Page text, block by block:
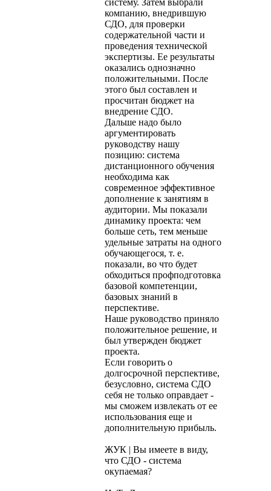
компанию, внедрившую
СДО, для проверки
содержательной части и
проведения технической
экспертизы. Ее результаты
оказались однозначно
положительными. После
этого был составлен и
просчитан бюджет на
внедрение СДО.
Дальше надо было
аргументировать
руководству нашу
позицию: система
дистанционного обучения
необходима как
современное эффективное
дополнение к занятиям в
аудитории. Мы показали
динамику проекта: чем
больше сеть, тем меньше
удельные затраты на одного
обучающегося, т. е.
показали, во что будет
обходиться профподготовка
базовой компетенции,
базовых знаний в
перспективе.
Наше руководство приняло
положительное решение, и
был утвержден бюджет
проекта.
Если говорить о
долгосрочной перспективе,
безусловно, система СДО
себя не только оправдает -
мы сможем извлекать от ее
использования еще и
дополнительную прибыль.
ЖУК | Вы имеете в виду,
что СДО - система
окупаемая?